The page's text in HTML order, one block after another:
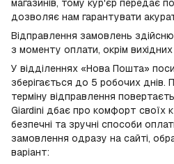
магазинів, тому кур'єр передає
дозволяє нам гарантувати
Відправлення замовлень
з моменту оплати, окрім
У відділеннях «Нова Пошта»
зберігається до 5 робочих днів.
терміну відправлення
Giardini дбає про комфорт своїх
безпечні та зручні способи
замовлення одразу на сайті,
варіант: